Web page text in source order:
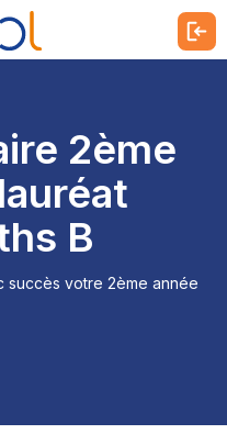
2ème
B
succès votre 2ème année